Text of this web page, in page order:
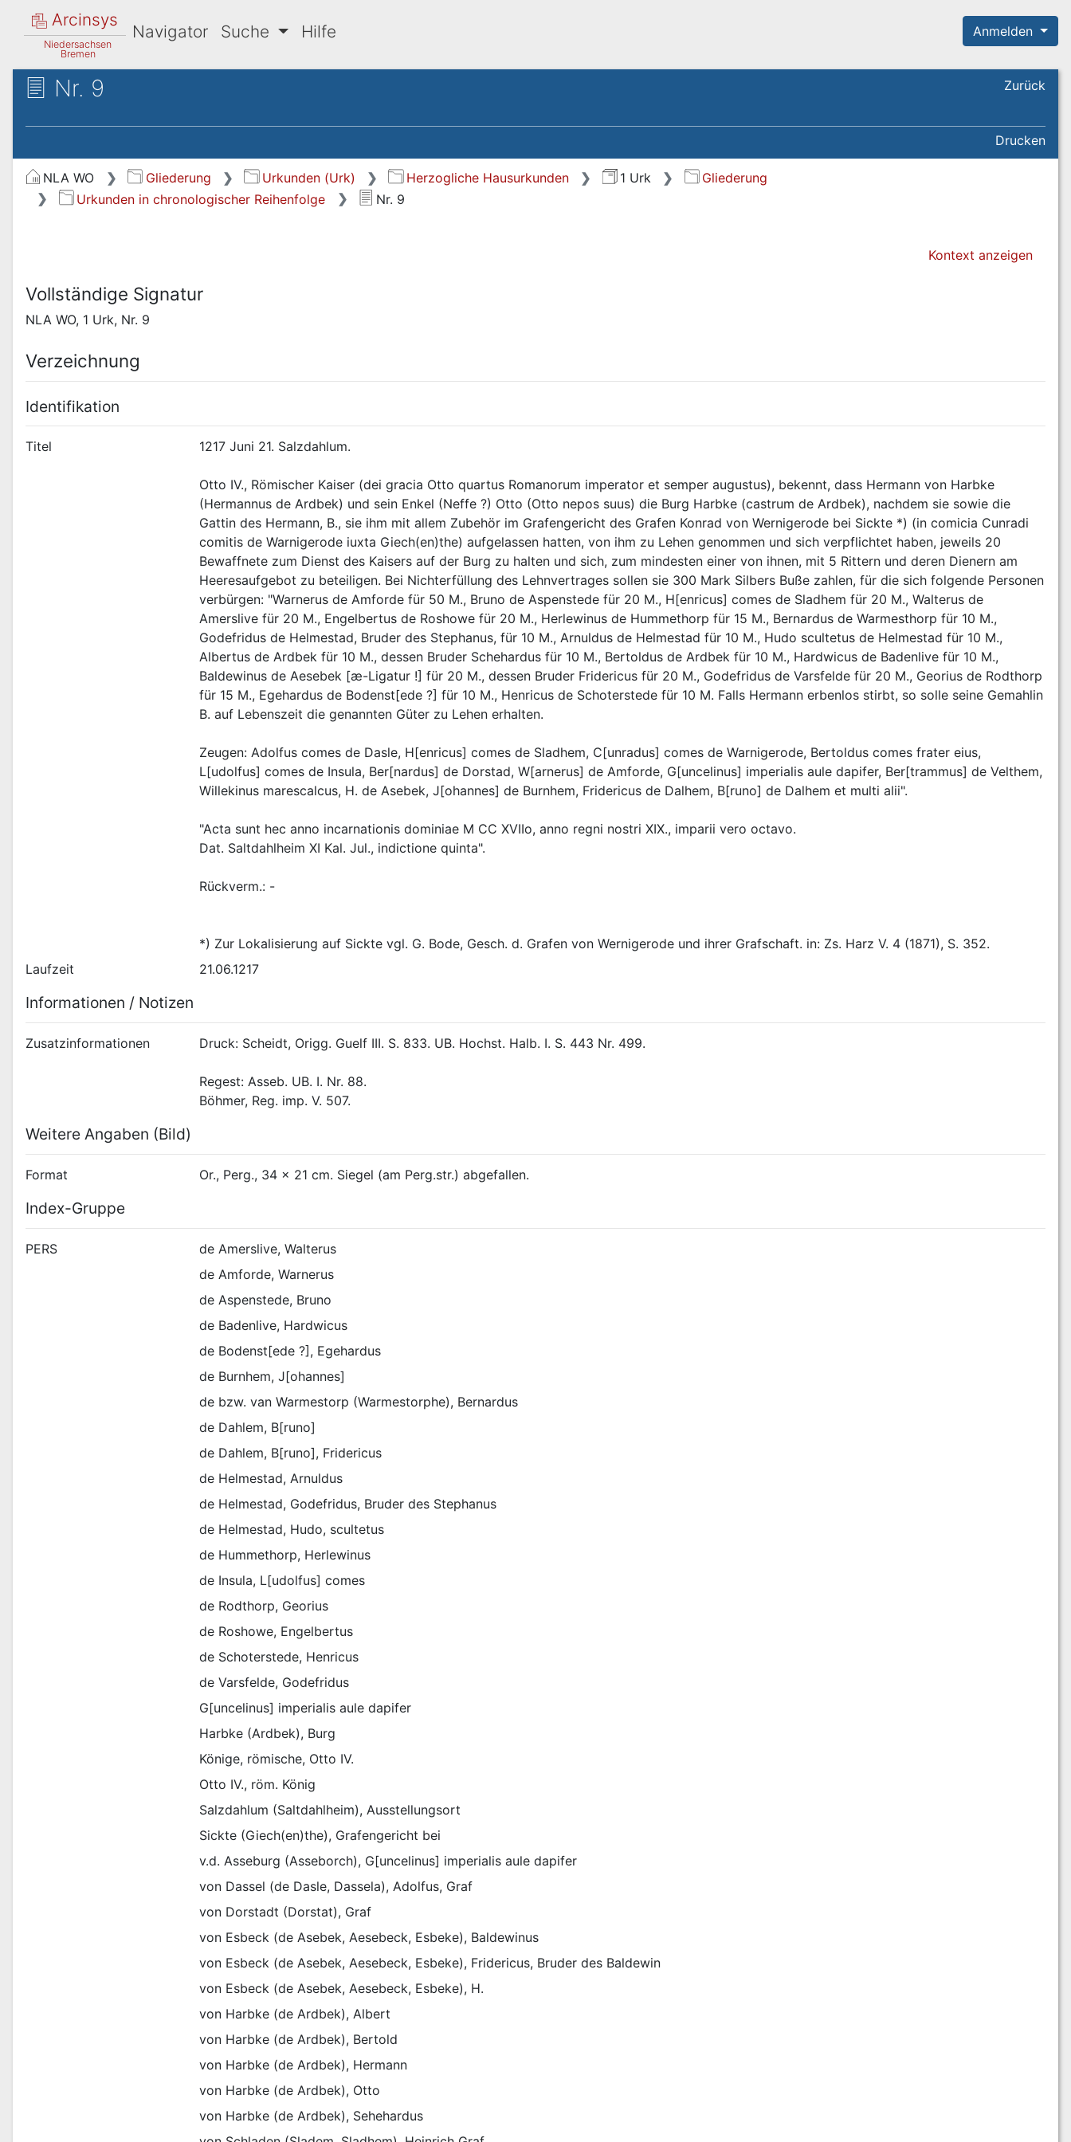
Arcinsys
Niedersachsen
Bremen
Navigator Suche Hilfe Anmelden
Nr. 9 Zurück
Drucken
NLA WO Gliederung Urkunden (Urk) Herzogliche Hausurkunden 1 Urk
Gliederung
Urkunden in chronologischer Reihenfolge
Nr. 9
Kontext anzeigen
Vollständige Signatur
NLA WO, 1 Urk, Nr. 9
Verzeichnung
Identifikation
Titel 1217 Juni 21. Salzdahlum.
Otto IV., Römischer Kaiser (dei gracia Otto quartus Romanorum imperator et semper augustus), bekennt, dass Hermann von Harbke
(Hermannus de Ardbek) und sein Enkel (Neffe ?) Otto (Otto nepos suus) die Burg Harbke (castrum de Ardbek), nachdem sie sowie die
Gattin des Hermann, B., sie ihm mit allem Zubehör im Grafengericht des Grafen Konrad von Wernigerode bei Sickte *) (in comicia Cunradi
comitis de Warnigerode iuxta Giech(en)the) aufgelassen hatten, von ihm zu Lehen genommen und sich verpflichtet haben, jeweils 20
Bewaffnete zum Dienst des Kaisers auf der Burg zu halten und sich, zum mindesten einer von ihnen, mit 5 Rittern und deren Dienern am
Heeresaufgebot zu beteiligen. Bei Nichterfüllung des Lehnvertrages sollen sie 300 Mark Silbers Buße zahlen, für die sich folgende Personen
verbürgen: "Warnerus de Amforde für 50 M., Bruno de Aspenstede für 20 M., H[enricus] comes de Sladhem für 20 M., Walterus de
Amerslive für 20 M., Engelbertus de Roshowe für 20 M., Herlewinus de Hummethorp für 15 M., Bernardus de Warmesthorp für 10 M.,
Godefridus de Helmestad, Bruder des Stephanus, für 10 M., Arnuldus de Helmestad für 10 M., Hudo scultetus de Helmestad für 10 M.,
Albertus de Ardbek für 10 M., dessen Bruder Schehardus für 10 M., Bertoldus de Ardbek für 10 M., Hardwicus de Badenlive für 10 M.,
Baldewinus de Aesebek [æ-Ligatur !] für 20 M., dessen Bruder Fridericus für 20 M., Godefridus de Varsfelde für 20 M., Georius de Rodthorp
für 15 M., Egehardus de Bodenst[ede ?] für 10 M., Henricus de Schoterstede für 10 M. Falls Hermann erbenlos stirbt, so solle seine Gemahlin
B. auf Lebenszeit die genannten Güter zu Lehen erhalten.
Zeugen: Adolfus comes de Dasle, H[enricus] comes de Sladhem, C[unradus] comes de Warnigerode, Bertoldus comes frater eius,
L[udolfus] comes de Insula, Ber[nardus] de Dorstad, W[arnerus] de Amforde, G[uncelinus] imperialis aule dapifer, Ber[trammus] de Velthem,
Willekinus marescalcus, H. de Asebek, J[ohannes] de Burnhem, Fridericus de Dalhem, B[runo] de Dalhem et multi alii".
"Acta sunt hec anno incarnationis dominiae M CC XVIIo, anno regni nostri XIX., imparii vero octavo.
Dat. Saltdahlheim XI Kal. Jul., indictione quinta".
Rückverm.: -
*) Zur Lokalisierung auf Sickte vgl. G. Bode, Gesch. d. Grafen von Wernigerode und ihrer Grafschaft. in: Zs. Harz V. 4 (1871), S. 352.
Laufzeit
21.06.1217
Informationen / Notizen
Zusatzinformationen Druck: Scheidt, Origg. Guelf III. S. 833. UB. Hochst. Halb. I. S. 443 Nr. 499.
Regest: Asseb. UB. I. Nr. 88.
Böhmer, Reg. imp. V. 507.
Weitere Angaben (Bild)
Format Or., Perg., 34 x 21 cm. Siegel (am Perg.str.) abgefallen.
Index-Gruppe
PERS
de Amerslive, Walterus
de Amforde, Warnerus
de Aspenstede, Bruno
de Badenlive, Hardwicus
de Bodenst[ede ?], Egehardus
de Burnhem, J[ohannes]
de bzw. van Warmestorp (Warmestorphe), Bernardus
de Dahlem, B[runo]
de Dahlem, B[runo], Fridericus
de Helmestad, Arnuldus
de Helmestad, Godefridus, Bruder des Stephanus
de Helmestad, Hudo, scultetus
de Hummethorp, Herlewinus
de Insula, L[udolfus] comes
de Rodthorp, Georius
de Roshowe, Engelbertus
de Schoterstede, Henricus
de Varsfelde, Godefridus
G[uncelinus] imperialis aule dapifer
Harbke (Ardbek), Burg
Könige, römische, Otto IV.
Otto IV., röm. König
Salzdahlum (Saltdahlheim), Ausstellungsort
Sickte (Giech(en)the), Grafengericht bei
v.d. Asseburg (Asseborch), G[uncelinus] imperialis aule dapifer
von Dassel (de Dasle, Dassela), Adolfus, Graf
von Dorstadt (Dorstat), Graf
von Esbeck (de Asebek, Aesebeck, Esbeke), Baldewinus
von Esbeck (de Asebek, Aesebeck, Esbeke), Fridericus, Bruder des Baldewin
von Esbeck (de Asebek, Aesebeck, Esbeke), H.
von Harbke (de Ardbek), Albert
von Harbke (de Ardbek), Bertold
von Harbke (de Ardbek), Hermann
von Harbke (de Ardbek), Otto
von Harbke (de Ardbek), Sehehardus